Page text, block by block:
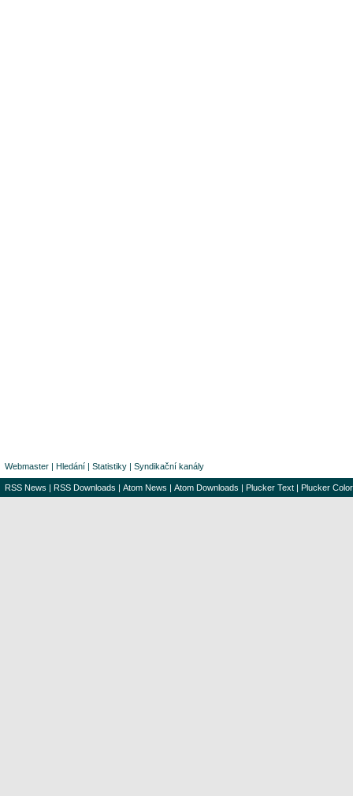
Webmaster | Hledání | Statistiky | Syndikační kanály
RSS News | RSS Downloads | Atom News | Atom Downloads | Plucker Text | Plucker Color